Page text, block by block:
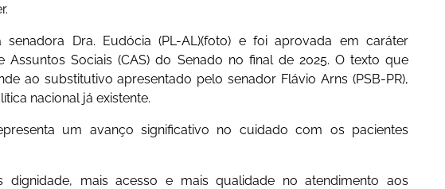
Dra. Eudócia (PL-AL)(foto) e foi aprovada em caráter
Assuntos Sociais (CAS) do Senado no final de 2025. O texto que
ao substitutivo apresentado pelo senador Flávio Arns (PSB-PR),
nacional já existente.
um avanço significativo no cuidado com os pacientes
mais acesso e mais qualidade no atendimento aos